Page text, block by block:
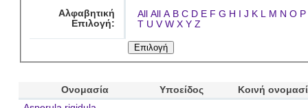
Αλφαβητική
Επιλογή:
All All A B C D E F G H I J K L M N O P
T U V W X Y Z
Ονομασία Υποείδος
Κοινή